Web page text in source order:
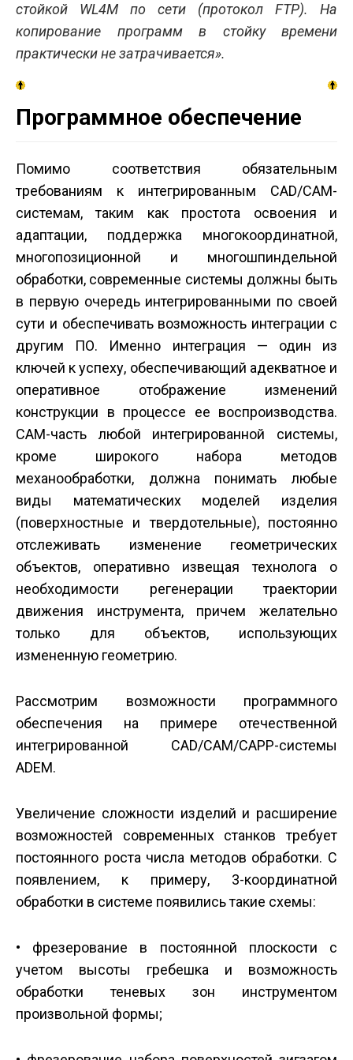
стойкой WL4M по сети (протокол FTP). На
копирование программ в стойку времени
практически не затрачивается».
Программное обеспечение
Помимо соответствия обязательным
требованиям к интегрированным CAD/CAM-
системам, таким как простота освоения и
адаптации, поддержка многокоординатной,
многопозиционной и многошпиндельной
обработки, современные системы должны быть
в первую очередь интегрированными по своей
сути и обеспечивать возможность интеграции с
другим ПО. Именно интеграция — один из
ключей к успеху, обеспечивающий адекватное и
оперативное отображение изменений
конструкции в процессе ее воспроизводства.
САМ-часть любой интегрированной системы,
кроме широкого набора методов
механообработки, должна понимать любые
виды математических моделей изделия
(поверхностные и твердотельные), постоянно
отслеживать изменение геометрических
объектов, оперативно извещая технолога о
необходимости регенерации траектории
движения инструмента, причем желательно
только для объектов, использующих
измененную геометрию.
Рассмотрим возможности программного
обеспечения на примере отечественной
интегрированной CAD/CAM/CAPP-системы
ADEM.
Увеличение сложности изделий и расширение
возможностей современных станков требует
постоянного роста числа методов обработки. С
появлением, к примеру, 3-координатной
обработки в системе появились такие схемы:
• фрезерование в постоянной плоскости с
учетом высоты гребешка и возможность
обработки теневых зон инструментом
произвольной формы;